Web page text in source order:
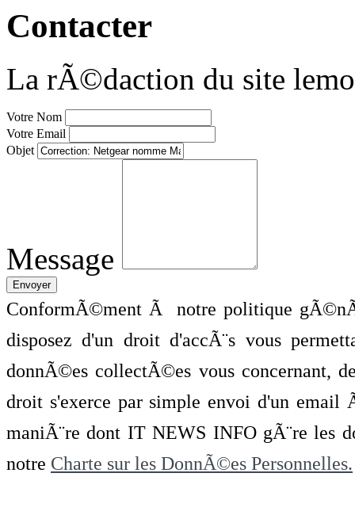
Contacter
La rÃ©daction du site
Votre Nom
Votre Email
Objet
Message
ConformÃ©ment Ã notre politique
disposez d'un droit d'accÃ¨s vous
donnÃ©es collectÃ©es vous concernant,
droit s'exerce par simple envoi d'un
maniÃ¨re dont IT NEWS INFO gÃ¨re les
notre Charte sur les DonnÃ©es Personnelles.